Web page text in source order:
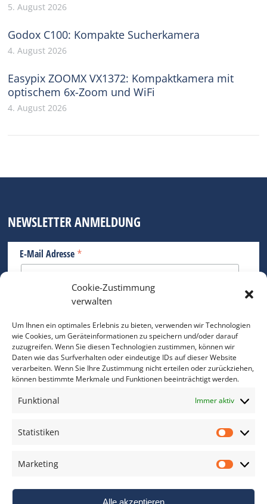
Cookie-Zustimmung
verwalten
Um Ihnen ein optimales Erlebnis zu bieten, verwenden wir Technologien
wie Cookies, um Geräteinformationen zu speichern und/oder darauf
zuzugreifen. Wenn Sie diesen Technologien zustimmen, können wir
Daten wie das Surfverhalten oder eindeutige IDs auf dieser Website
verarbeiten. Wenn Sie Ihre Zustimmung nicht erteilen oder zurückziehen,
können bestimmte Merkmale und Funktionen beeinträchtigt werden.
Funktional Immer aktiv
Statistiken
Marketing
Alle akzeptieren
5. August 2026
Godox C100: Kompakte Sucherkamera
4. August 2026
Easypix ZOOMX VX1372: Kompaktkamera mit
optischem 6x-Zoom und WiFi
4. August 2026
NEWSLETTER ANMELDUNG
E-Mail Adresse *
Bitte geben Sie Ihre E-Mail Adresse ein.
*